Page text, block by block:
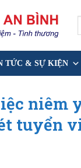
TỨC & SỰ KIỆN
niêm
tuyển